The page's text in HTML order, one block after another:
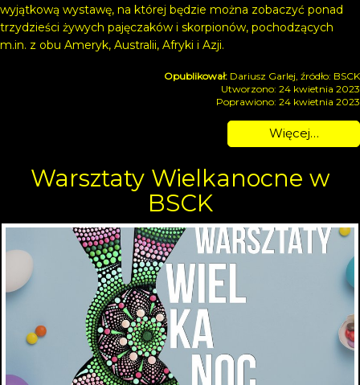
wyjątkową wystawę, na której będzie można zobaczyć ponad
trzydzieści żywych pajęczaków i skorpionów, pochodzących
m.in. z obu Ameryk, Australii, Afryki i Azji.
Dariusz Garlej, źródło: BSCK
Utworzono: 24 kwietnia 2023
Poprawiono: 24 kwietnia 2023
Więcej…
Warsztaty Wielkanocne w
BSCK